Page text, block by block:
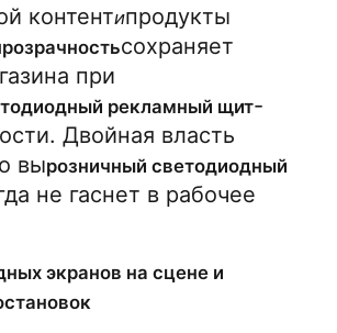
контентипродукты
сохраняет
при
рекламный щит-
Двойная власть
вырозничный светодиодный
не гаснет в рабочее
экранов на сцене и